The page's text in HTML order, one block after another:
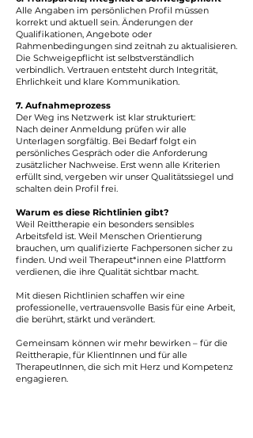
Alle Angaben im persönlichen Profil müssen
korrekt und aktuell sein. Änderungen der
Qualifikationen, Angebote oder
Rahmenbedingungen sind zeitnah zu aktualisieren.
Die Schweigepflicht ist selbstverständlich
verbindlich. Vertrauen entsteht durch Integrität,
Ehrlichkeit und klare Kommunikation.
7. Aufnahmeprozess
Der Weg ins Netzwerk ist klar strukturiert:
Nach deiner Anmeldung prüfen wir alle
Unterlagen sorgfältig. Bei Bedarf folgt ein
persönliches Gespräch oder die Anforderung
zusätzlicher Nachweise. Erst wenn alle Kriterien
erfüllt sind, vergeben wir unser Qualitätssiegel und
schalten dein Profil frei.
Warum es diese Richtlinien gibt?
Weil Reittherapie ein besonders sensibles
Arbeitsfeld ist. Weil Menschen Orientierung
brauchen, um qualifizierte Fachpersonen sicher zu
finden. Und weil Therapeut*innen eine Plattform
verdienen, die ihre Qualität sichtbar macht.
Mit diesen Richtlinien schaffen wir eine
professionelle, vertrauensvolle Basis für eine Arbeit,
die berührt, stärkt und verändert.
Gemeinsam können wir mehr bewirken – für die
Reittherapie, für KlientInnen und für alle
TherapeutInnen, die sich mit Herz und Kompetenz
engagieren.